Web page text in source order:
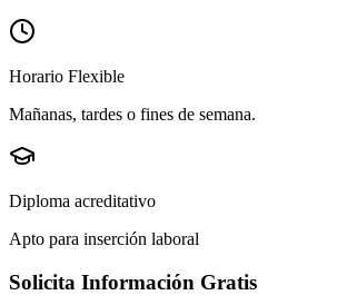
Horario Flexible
Mañanas, tardes o fines de semana.
Diploma acreditativo
Apto para inserción laboral
Solicita Información Gratis